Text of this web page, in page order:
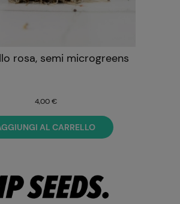
rosa, semi microgreens
4,00 €
AL CARRELLO